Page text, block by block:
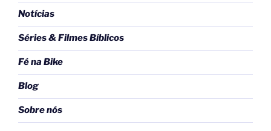
Notícias
Séries & Filmes Bíblicos
Fé na Bike
Blog
Sobre nós